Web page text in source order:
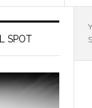
SPOT